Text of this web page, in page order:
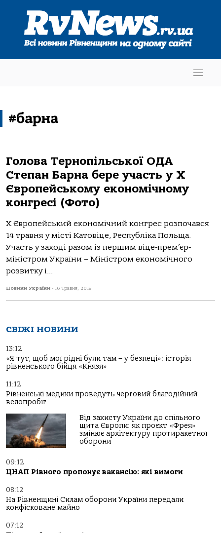
#барна
Голова Тернопільської ОДА
Степан Барна бере участь у Х
Європейському економічному
конгресі (Фото)
Х Європейський економічний конгрес розпочався
14 травня у місті Катовіце, Республіка Польща.
Участь у заході разом із першим віце-прем’єр-
міністром України – Міністром економічного
розвитку і...
Новини України - 16 Травня, 2018
СВІЖІ НОВИНИ
13:12
«Я тут, щоб мої рідні були там – у безпеці»: історія
рівненського бійця «Князя»
11:12
Рівненські медики проведуть черговий благодійний
велопробіг
Від захисту України до спільного
щита Європи: як проєкт «Фрея»
змінює архітектуру протиракетної
оборони
09:12
ЦНАП Рівного пропонує вакансію: які вимоги
08:12
На Рівненщині Силам оборони України передали
конфісковане майно
07:12